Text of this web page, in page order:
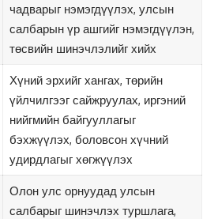
чадварыг нэмэгдүүлэх, улсын
салбарын үр ашгийг нэмэгдүүлэн,
төсвийн шинэчлэлийг хийх
Хүний эрхийг хангах, төрийн
үйлчилгээг сайжруулах, иргэний
нийгмийн байгууллагыг
бэхжүүлэх, боловсон хүчний
удирдлагыг хөгжүүлэх
Олон улс орнуудад улсын
салбарыг шинэчлэх туршлага,